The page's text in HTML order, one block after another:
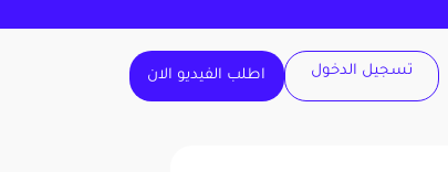
تسجيل الدخول اطلب الفيديو الان